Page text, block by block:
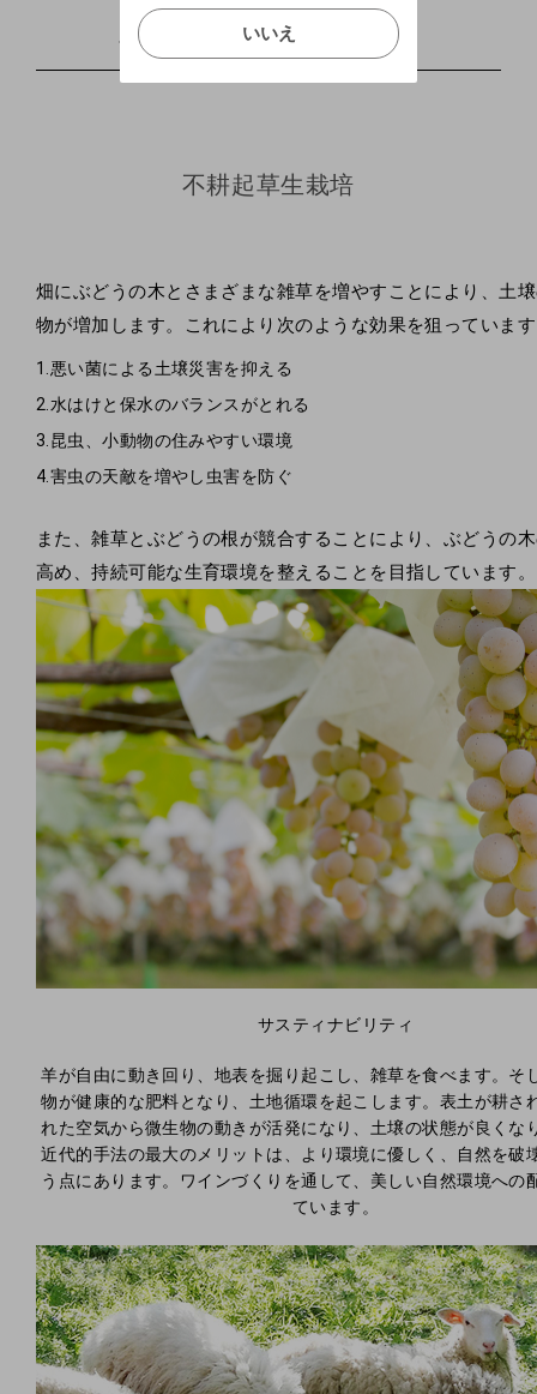
必要最低限の農薬で栽培しています。
不耕起草生栽培
畑にぶどうの木とさまざまな雑草を増やすことにより、土
物が増加します。これにより次のような効果を狙っていま
1.悪い菌による土壌災害を抑える
2.水はけと保水のバランスがとれる
3.昆虫、小動物の住みやすい環境
4.害虫の天敵を増やし虫害を防ぐ
また、雑草とぶどうの根が競合することにより、ぶどうの
高め、持続可能な生育環境を整えることを目指しています。
サスティナビリティ
羊が自由に動き回り、地表を掘り起こし、雑草を食べます。そ
物が健康的な肥料となり、土地循環を起こします。表土が耕さ
れた空気から微生物の動きが活発になり、土壌の状態が良くな
近代的手法の最大のメリットは、より環境に優しく、自然を破
う点にあります。ワインづくりを通して、美しい自然環境への
ています。
いいえ
確認する